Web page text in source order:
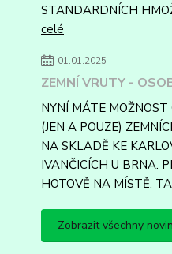
STANDARDNÍCH
celé
01.01.2025
ZEMNÍ VRUTY -
NYNÍ MÁTE MOŽNOST
(JEN A POUZE)
NA SKLADĚ KE
IVANČICÍCH U BRNA.
HOTOVĚ NA MÍSTĚ,
Zobrazit všechny